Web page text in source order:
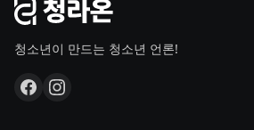
청소년이 만드는 청소년 언론!